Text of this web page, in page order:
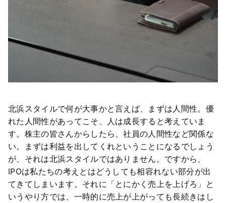
北浜スタイルで何が大事かと言えば、まずは人間性。優
れた人間性があってこそ、人は成長すると考えていま
す。株主の皆さんからしたら、社員の人間性など関係な
い。まずは利益を出してくれということになるでしょう
が、それは北浜スタイルではありません。ですから、
IPOは私たちの考えとはどうしても相容れない部分が出
てきてしまいます。それに「とにかく売上を上げろ」と
いうやり方では、一時的に売上が上がっても長続きはし